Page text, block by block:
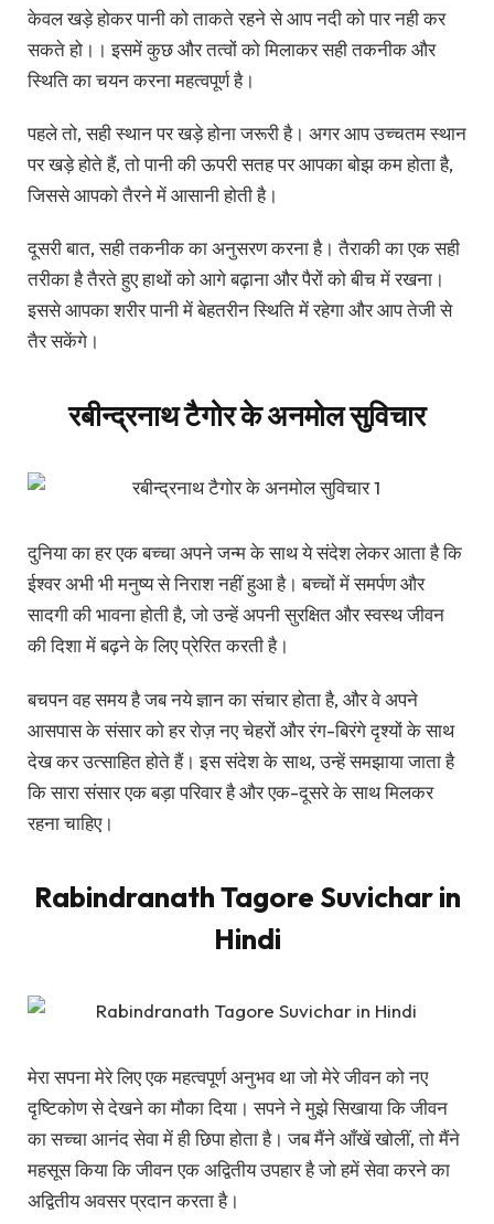
केवल खड़े होकर पानी को ताकते रहने से आप नदी को पार नही कर
सकते हो।। इसमें कुछ और तत्वों को मिलाकर सही तकनीक और
स्थिति का चयन करना महत्वपूर्ण है।
पहले तो, सही स्थान पर खड़े होना जरूरी है। अगर आप उच्चतम स्थान
पर खड़े होते हैं, तो पानी की ऊपरी सतह पर आपका बोझ कम होता है,
जिससे आपको तैरने में आसानी होती है।
दूसरी बात, सही तकनीक का अनुसरण करना है। तैराकी का एक सही
तरीका है तैरते हुए हाथों को आगे बढ़ाना और पैरों को बीच में रखना।
इससे आपका शरीर पानी में बेहतरीन स्थिति में रहेगा और आप तेजी से
तैर सकेंगे।
रबीन्द्रनाथ टैगोर के अनमोल सुविचार
दुनिया का हर एक बच्चा अपने जन्म के साथ ये संदेश लेकर आता है कि
ईश्वर अभी भी मनुष्य से निराश नहीं हुआ है। बच्चों में समर्पण और
सादगी की भावना होती है, जो उन्हें अपनी सुरक्षित और स्वस्थ जीवन
की दिशा में बढ़ने के लिए प्रेरित करती है।
बचपन वह समय है जब नये ज्ञान का संचार होता है, और वे अपने
आसपास के संसार को हर रोज़ नए चेहरों और रंग-बिरंगे दृश्यों के साथ
देख कर उत्साहित होते हैं। इस संदेश के साथ, उन्हें समझाया जाता है
कि सारा संसार एक बड़ा परिवार है और एक-दूसरे के साथ मिलकर
रहना चाहिए।
Rabindranath Tagore Suvichar in
Hindi
मेरा सपना मेरे लिए एक महत्वपूर्ण अनुभव था जो मेरे जीवन को नए
दृष्टिकोण से देखने का मौका दिया। सपने ने मुझे सिखाया कि जीवन
का सच्चा आनंद सेवा में ही छिपा होता है। जब मैंने आँखें खोलीं, तो मैंने
महसूस किया कि जीवन एक अद्वितीय उपहार है जो हमें सेवा करने का
अद्वितीय अवसर प्रदान करता है।